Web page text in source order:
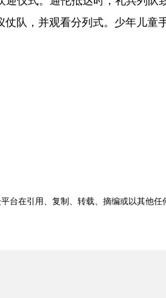
队，并观看分列式。少年儿童
台在引用、复制、转载、摘编或以其他